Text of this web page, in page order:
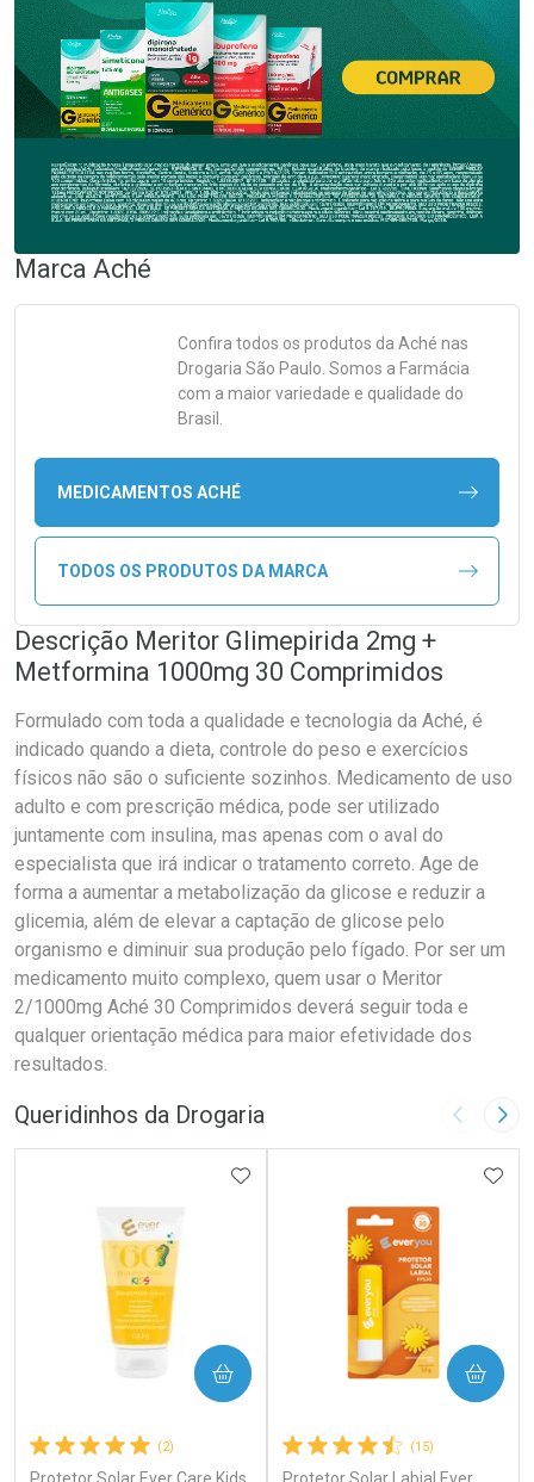
Marca Aché
Confira todos os produtos da Aché nas
Drogaria São Paulo. Somos a Farmácia
com a maior variedade e qualidade do
Brasil.
MEDICAMENTOS ACHÉ
TODOS OS PRODUTOS DA MARCA
Descrição Meritor Glimepirida 2mg +
Metformina 1000mg 30 Comprimidos
Formulado com toda a qualidade e tecnologia da Aché, é
indicado quando a dieta, controle do peso e exercícios
físicos não são o suficiente sozinhos. Medicamento de uso
adulto e com prescrição médica, pode ser utilizado
juntamente com insulina, mas apenas com o aval do
especialista que irá indicar o tratamento correto. Age de
forma a aumentar a metabolização da glicose e reduzir a
glicemia, além de elevar a captação de glicose pelo
organismo e diminuir sua produção pelo fígado. Por ser um
medicamento muito complexo, quem usar o Meritor
2/1000mg Aché 30 Comprimidos deverá seguir toda e
qualquer orientação médica para maior efetividade dos
resultados.
Queridinhos da Drogaria Imagem
(2)
ADICIONAR AOS FAVORITOS
COMPRAR
(15)
COMPRAR